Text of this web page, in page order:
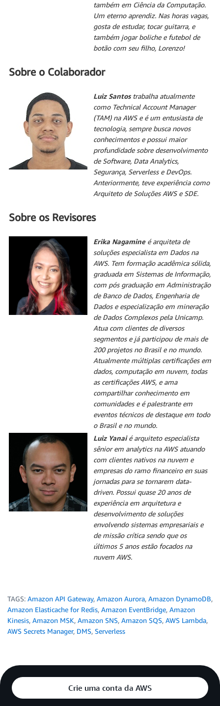
também em Ciência da Computação.
Um eterno aprendiz. Nas horas vagas,
gosta de estudar, tocar guitarra, e
também jogar boliche e futebol de
botão com seu filho, Lorenzo!
Sobre o Colaborador
Luiz Santostrabalha atualmente
como Technical Account Manager
(TAM) na AWS e é um entusiasta de
tecnologia, sempre busca novos
conhecimentos e possui maior
profundidade sobre desenvolvimento
de Software, Data Analytics,
Segurança, Serverless e DevOps.
Anteriormente, teve experiência como
Arquiteto de Soluções AWS e SDE.
Sobre os Revisores
Erika Nagamineé arquiteta de
soluções especialista em Dados na
AWS. Tem formação acadêmica sólida,
graduada em Sistemas de Informação,
com pós graduação em Administração
de Banco de Dados, Engenharia de
Dados e especialização em mineração
de Dados Complexos pela Unicamp.
Atua com clientes de diversos
segmentos e já participou de mais de
200 projetos no Brasil e no mundo.
Atualmente múltiplas certificações em
dados, computação em nuvem, todas
as certificações AWS, e ama
compartilhar conhecimento em
comunidades e é palestrante em
eventos técnicos de destaque em todo
o Brasil e no mundo.
Luiz Yanaié arquiteto especialista
sênior em analytics na AWS atuando
com clientes nativos na nuvem e
empresas do ramo financeiro en suas
jornadas para se tornarem data-
driven. Possui quase 20 anos de
experiência em arquitetura e
desenvolvimento de soluções
envolvendo sistemas empresariais e
de missão crítica sendo que os
últimos 5 anos estão focados na
nuvem AWS.
TAGS: Amazon API Gateway, Amazon Aurora, Amazon DynamoDB,
Amazon Elasticache for Redis, Amazon EventBridge, Amazon
Kinesis, Amazon MSK, Amazon SNS, Amazon SQS, AWS Lambda,
AWS Secrets Manager, DMS, Serverless
Crie uma conta da AWS